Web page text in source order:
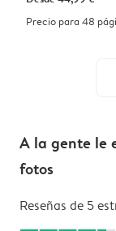
Precio para 48
A la gente le
fotos
Reseñas de 5